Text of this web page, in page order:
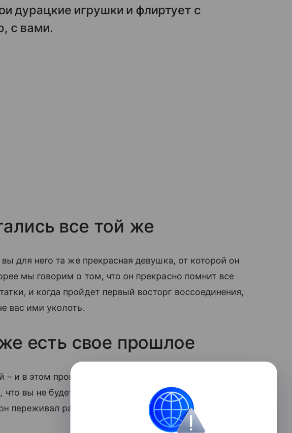
дурацкие игрушки и флиртует с
с вами.
все той же
для него та же прекрасная девушка, от которой он
мы говорим о том, что он прекрасно помнит все
и когда пройдет первый восторг воссоединения,
вас ими уколоть.
есть свое прошлое
и в этом прошлом, скорее всего, были другие
вы не будете думать о том, кто именно и как
переживал расставание с вами?